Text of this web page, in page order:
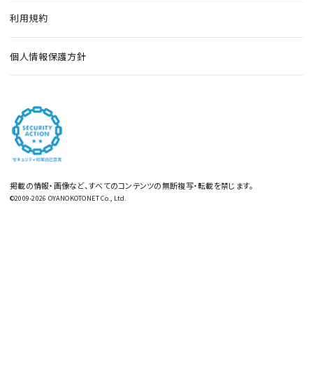
利用規約
個人情報保護方針
掲載の情報・画像など、すべてのコンテンツの無断複写・転載を禁じます。
©2009-2026 OYANOKOTONET Co., Ltd.